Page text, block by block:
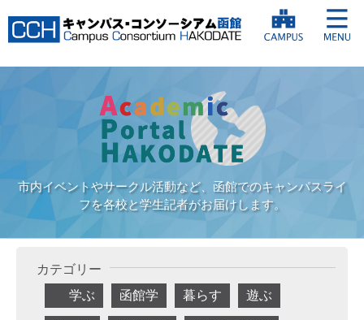
市内イベントやサークル活動など、函館でのキャンパスライ
フを各校と学生記者がお届けします。
カテゴリー
学ぶ
函館学 暮らす 遊ぶ